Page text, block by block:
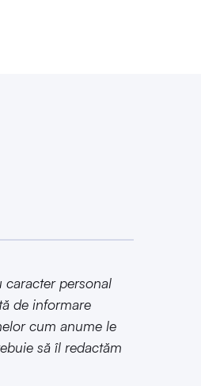
personal
de informare
cum anume le
să îl redactăm